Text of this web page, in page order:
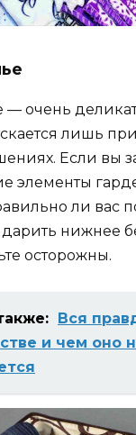
— очень
лишь
Если вы
элементы
ли вас
дарить нижнее
осторожны.
Вся
и чем оно